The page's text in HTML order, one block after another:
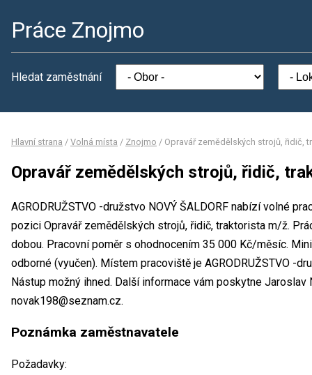
Práce Znojmo
Hledat zaměstnání
Hlavní strana / Volná místa / Znojmo / Opravář zemědělských strojů, řidič,
Opravář zemědělských strojů, řidič,
AGRODRUŽSTVO -družstvo NOVÝ ŠALDORF nabízí volné
pozici Opravář zemědělských strojů, řidič, traktorista m/ž.
dobou. Pracovní poměr s ohodnocením 35 000 Kč/měsíc.
odborné (vyučen). Místem pracoviště je AGRODRUŽSTVO -
Nástup možný ihned. Další informace vám poskytne Jaroslav
novak198@seznam.cz.
Poznámka zaměstnavatele
Požadavky: